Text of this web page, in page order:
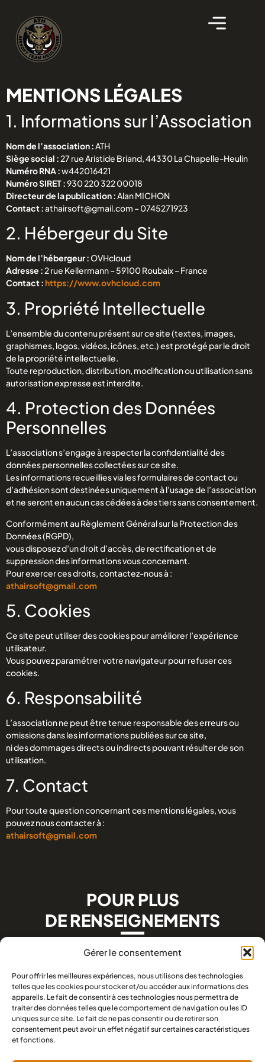
Gérer le consentement
Pour offrir les meilleures expériences, nous utilisons des technologies
telles que les cookies pour stocker et/ou accéder aux informations des
appareils. Le fait de consentir à ces technologies nous permettra de
traiter des données telles que le comportement de navigation ou les ID
uniques sur ce site. Le fait de ne pas consentir ou de retirer son
consentement peut avoir un effet négatif sur certaines caractéristiques
et fonctions.
MENTIONS LÉGALES
1. Informations sur l’Association
Nom de l’association :ATH
Siège social :27 rue Aristide Briand, 44330 La Chapelle-Heulin
Numéro RNA :w442016421
Numéro SIRET :930 220 322 00018
Directeur de la publication :Alan MICHON
Contact :athairsoft@gmail.com – 0745271923
2. Hébergeur du Site
Nom de l’hébergeur :OVHcloud
Adresse :2 rue Kellermann – 59100 Roubaix – France
Contact :https://www.ovhcloud.com
3. Propriété Intellectuelle
L’ensemble du contenu présent sur ce site (textes, images,
graphismes, logos, vidéos, icônes, etc.) est protégé par le droit
de la propriété intellectuelle.
Toute reproduction, distribution, modification ou utilisation sans
autorisation expresse est interdite.
4. Protection des Données
Personnelles
L’association s’engage à respecter la confidentialité des
données personnelles collectées sur ce site.
Les informations recueillies via les formulaires de contact ou
d’adhésion sont destinées uniquement à l’usage de l’association
et ne seront en aucun cas cédées à des tiers sans consentement.
Conformément au Règlement Général sur la Protection des
Données (RGPD),
vous disposez d’un droit d’accès, de rectification et de
suppression des informations vous concernant.
Pour exercer ces droits, contactez-nous à :
athairsoft@gmail.com
5. Cookies
Ce site peut utiliser des cookies pour améliorer l’expérience
utilisateur.
Vous pouvez paramétrer votre navigateur pour refuser ces
cookies.
6. Responsabilité
L’association ne peut être tenue responsable des erreurs ou
omissions dans les informations publiées sur ce site,
ni des dommages directs ou indirects pouvant résulter de son
utilisation.
7. Contact
Pour toute question concernant ces mentions légales, vous
pouvez nous contacter à :
athairsoft@gmail.com
POUR PLUS
DE RENSEIGNEMENTS
Règlement intérieur
La Grenouillière, 44330 La Chapelle-Heulin, France